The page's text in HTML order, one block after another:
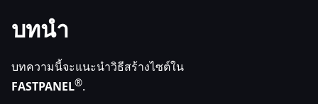
บทนำ
บทความนี้จะแนะนำวิธีสร้างไซต์ใน
FASTPANEL®.